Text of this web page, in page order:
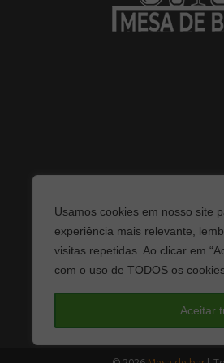
Usamos cookies em nosso site
experiência mais relevante,
visitas repetidas. Ao clicar em
com o uso de TODOS os
Aceitar